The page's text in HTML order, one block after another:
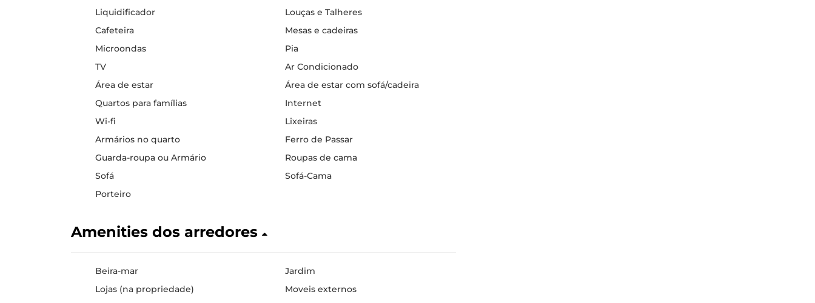
Liquidificador
Louças e Talheres
Cafeteira
Mesas e cadeiras
Microondas
Pia
TV
Ar Condicionado
Área de estar
Área de estar com sofá/cadeira
Quartos para famílias
Internet
Wi-fi
Lixeiras
Armários no quarto
Ferro de Passar
Guarda-roupa ou Armário
Roupas de cama
Sofá
Sofá-Cama
Porteiro
Amenities dos arredores
Beira-mar
Jardim
Lojas (na propriedade)
Moveis externos